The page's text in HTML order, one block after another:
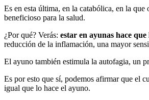
Es en esta última, en la catabólica, en la
beneficioso para la salud.
¿Por qué? Verás: estar en ayunas hace
reducción de la inflamación, una mayor
El ayuno también estimula la autofagia, un
Es por esto que sí, podemos afirmar que el
igual que lo hace el ayuno.